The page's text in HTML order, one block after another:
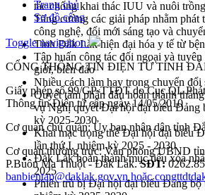
tác chống khai thác IUU và nuôi
Tăng cường các giải pháp nhằm phát
công nghệ, đổi mới sáng tạo và
Tỉnh Đắk Lắk hiện đại hóa y tế từ
Tập huấn công tác đối ngoại và
giới, biển đảo
Nhiều cách làm hay trong chuyển đổi
Quyết tâm phấn đấu hoàn thành
vụ Nghị quyết Đại hội đại biểu Đảng
kỳ 2025-2030
Khai mạc trọng thể Đại hội đại biểu
lần thứ I, nhiệm kỳ 2025 - 2030
Đắk Lắk hoàn thành mục tiêu xóa
2025
Phiên trù bị Đại hội đại biểu Đảng
Trang chủ
Sơ đồ cổng
Toggle navigation
CỔNG THÔNG TIN ĐIỆN TỬ TỈNH
Giấy phép số 99/GP-TTĐT do Cục QL
Thông tin Điện tử cấp ngày 14/05/2010
Cơ quan chủ quản: Ủy ban nhân dân tỉnh
Cơ quan thường trực: Văn phòng UBND
P.Buôn Ma Thuột - Đắk Lắk.SĐT:
banbientap@daklak.gov.vn hoặc